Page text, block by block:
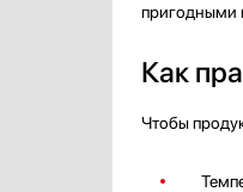
пригодными
Как
Чтобы